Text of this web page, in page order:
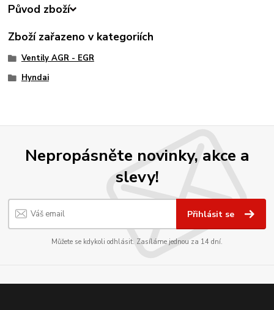
Původ zboží
Zboží zařazeno v kategoriích
Ventily AGR - EGR
Hyndai
Nepropásněte novinky, akce a
slevy!
Přihlásit se
Můžete se kdykoli odhlásit. Zasíláme jednou za 14 dní.